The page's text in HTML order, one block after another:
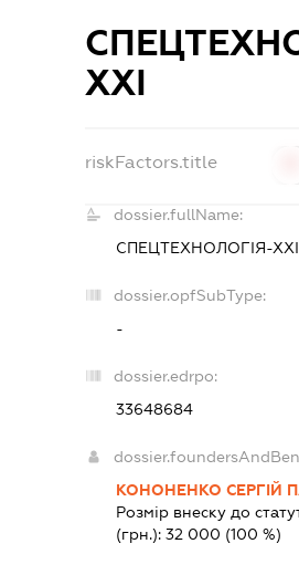
ХХІ
riskFactors.title
dossier.fullName:
СПЕЦТЕХНОЛОГІЯ-ХХІ
dossier.opfSubType:
-
dossier.edrpo:
33648684
КОНОНЕНКО СЕРГІЙ
Розмір внеску до
(грн.): 32 000 (100 %)